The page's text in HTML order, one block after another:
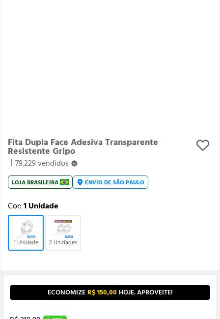
Fita Dupla Face Adesiva Transparente
Resistente Gripo
79.229 vendidos
LOJABRASILEIRA ENVIO DE SÃO PAULO
Cor: 1 Unidade
1 Unidade 2 Unidades
ECONOMIZE R$ 150,00 HOJE. APROVEITE!